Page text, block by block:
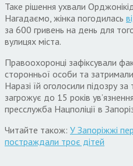
Таке рішення ухвали
Нагадаємо, жінка погодилась
за 600 гривень на день для
вулицях міста.
Правоохоронці зафіксували
сторонньої особи та
Наразі їй оголосили підозру
загрожує до 15 років
пресслужба Нацполіції в
Читайте також: У Запоріжжі
постраждали троє дітей